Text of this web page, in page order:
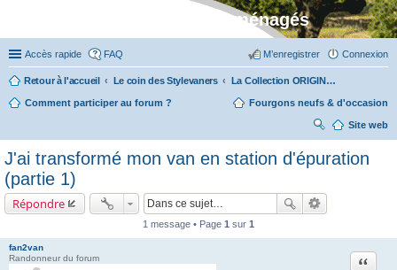
Stylevan - Vans aménagés
Accès rapide FAQ Connexion
M’enregistrer
Retour à l'accueil Le coin des Stylevaners La Collection ORIGIN (fabriquée dans notre atelier à Auxerre)
Comment participer au forum ? Fourgons neufs & d'occasion
Site web
her
er
J'ai transformé mon van en station d'épuration
(partie 1)
Répondre
1 message • Page 1 sur 1
fan2van
Randonneur du forum
Citation